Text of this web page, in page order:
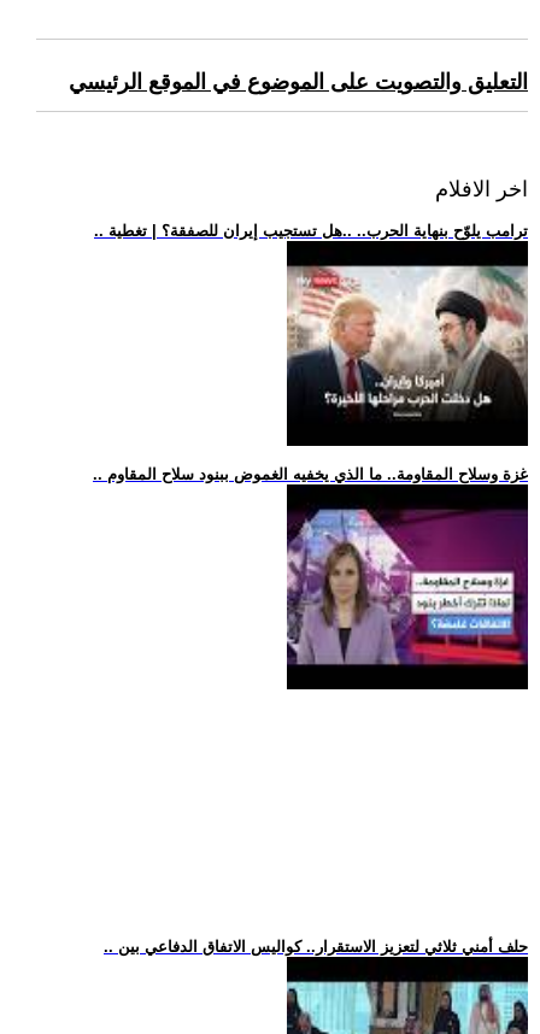
التعليق والتصويت على الموضوع في الموقع الرئيسي
اخر الافلام
.. ترامب يلوّح بنهاية الحرب.. ..هل تستجيب إيران للصفقة؟ | تغطية
.. غزة وسلاح المقاومة.. ما الذي يخفيه الغموض ببنود سلاح المقاوم
.. حلف أمني ثلاثي لتعزيز الاستقرار.. كواليس الاتفاق الدفاعي بين